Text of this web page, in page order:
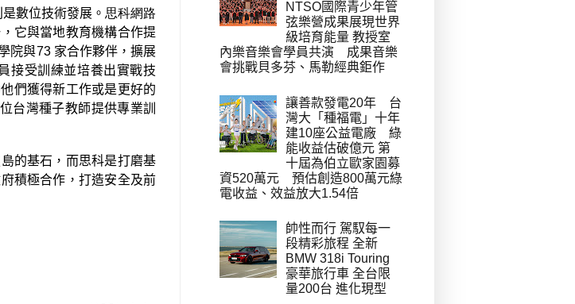
數位技術發展。 思科網路
它與當地教育機構合作提
院與73 家合作夥伴，擴展
接受訓練並培養出實戰技
們獲得新工作或是更好的
台灣種子教師提供專業訓
的基石，而思科是打磨基
積極合作，打造安全及前
NTSO國際青少年管
弦樂營成果展現世界
級培育能量 教授室
內樂音樂會學員共演 成果音樂
會挑戰貝多芬、馬勒經典鉅作
讓善款發電20年 台
灣大「種福電」十年
建10座公益電廠 綠
能收益估破億元 第
十屆為伯立歐家園募
資520萬元 預估創造800萬元綠
電收益、效益放大1.54倍
帥性而行 駕馭每一
段精彩旅程 全新
BMW 318i Touring
豪華旅行車 全台限
量200台 進化現型